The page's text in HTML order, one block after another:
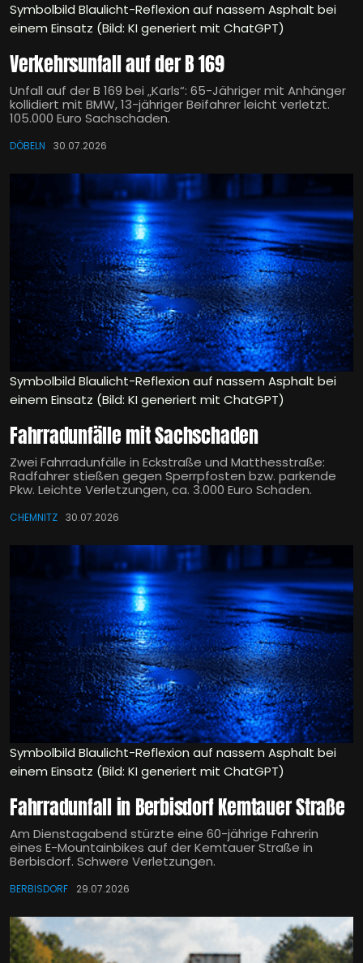
Symbolbild Blaulicht-Reflexion auf nassem Asphalt bei
einem Einsatz (Bild: KI generiert mit ChatGPT)
Verkehrsunfall auf der B 169
Unfall auf der B 169 bei „Karls“: 65-Jähriger mit Anhänger
kollidiert mit BMW, 13-jähriger Beifahrer leicht verletzt.
105.000 Euro Sachschaden.
DÖBELN 30.07.2026
Symbolbild Blaulicht-Reflexion auf nassem Asphalt bei
einem Einsatz (Bild: KI generiert mit ChatGPT)
Fahrradunfälle mit Sachschaden
Zwei Fahrradunfälle in Eckstraße und Matthesstraße:
Radfahrer stießen gegen Sperrpfosten bzw. parkende
Pkw. Leichte Verletzungen, ca. 3.000 Euro Schaden.
CHEMNITZ 30.07.2026
Symbolbild Blaulicht-Reflexion auf nassem Asphalt bei
einem Einsatz (Bild: KI generiert mit ChatGPT)
Fahrradunfall in Berbisdorf Kemtauer Straße
Am Dienstagabend stürzte eine 60-jährige Fahrerin
eines E-Mountainbikes auf der Kemtauer Straße in
Berbisdorf. Schwere Verletzungen.
BERBISDORF 29.07.2026